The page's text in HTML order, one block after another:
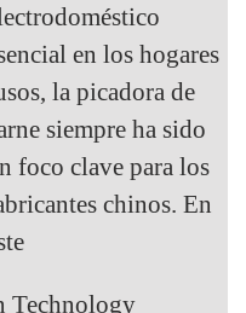
en los hogares
la picadora de
siempre ha sido
foco clave para los
chinos. En
Technology